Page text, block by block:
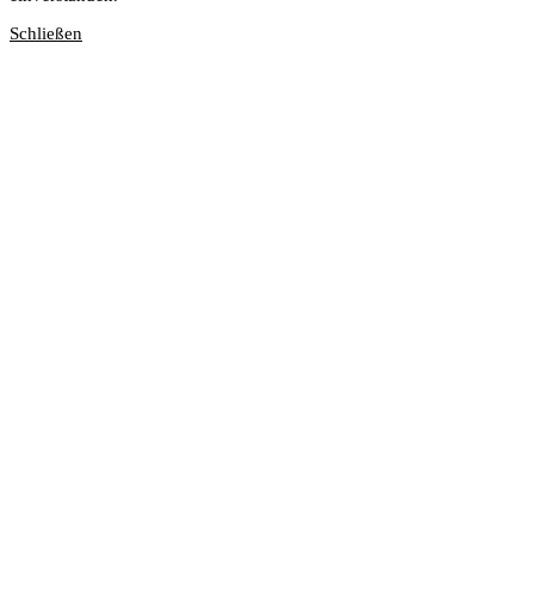
Schließen